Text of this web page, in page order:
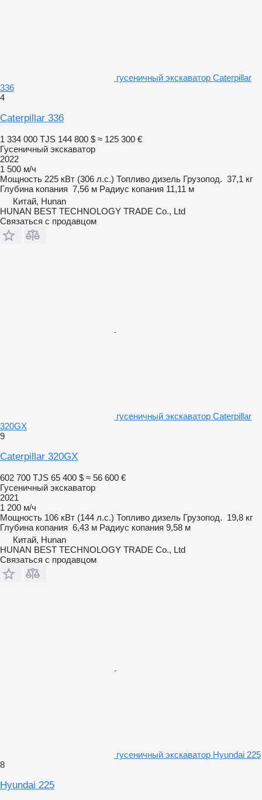
гусеничный экскаватор Caterpillar
336
4
Caterpillar 336
1 334 000 TJS 144 800 $ ≈ 125 300 €
Гусеничный экскаватор
2022
1 500 м/ч
Мощность 225 кВт (306 л.с.) Топливо дизель Грузопод. 37,1 кг
Глубина копания 7,56 м Радиус копания 11,11 м
Китай, Hunan
HUNAN BEST TECHNOLOGY TRADE Co., Ltd
Связаться с продавцом
гусеничный экскаватор Caterpillar
320GX
9
Caterpillar 320GX
602 700 TJS 65 400 $ ≈ 56 600 €
Гусеничный экскаватор
2021
1 200 м/ч
Мощность 106 кВт (144 л.с.) Топливо дизель Грузопод. 19,8 кг
Глубина копания 6,43 м Радиус копания 9,58 м
Китай, Hunan
HUNAN BEST TECHNOLOGY TRADE Co., Ltd
Связаться с продавцом
гусеничный экскаватор Hyundai 225
8
Hyundai 225